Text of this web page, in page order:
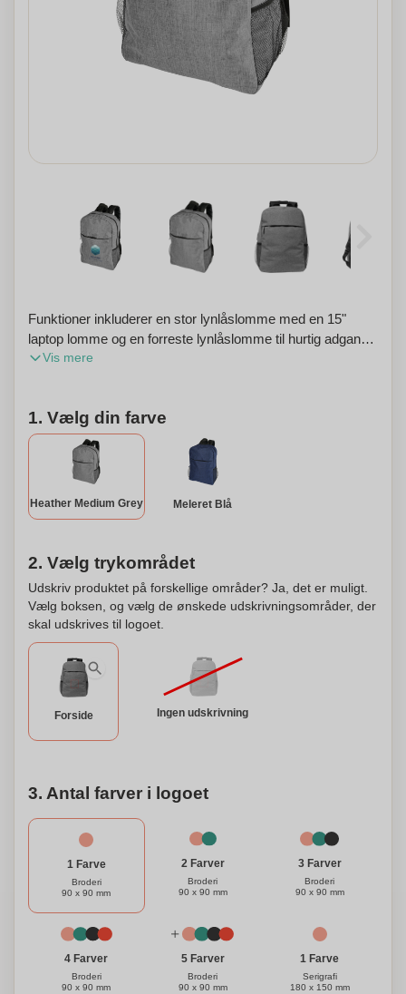
Funktioner inkluderer en stor lynlåslomme med en 15"
laptop lomme og en forreste lynlåslomme til hurtig adgang
til mobile enheder. Leveres med bekvem polstrede
være mindre variationer i farven på det faktiske produkt på
grund af stoffets farvestoffer, vævninger og tryk. Kapacitet:
Vis mere
1. Vælg din farve
Heather Medium Grey Meleret Blå
2. Vælg trykområdet
Udskriv produktet på forskellige områder? Ja, det er muligt.
Vælg boksen, og vælg de ønskede udskrivningsområder, der
skal udskrives til logoet.
Forside Ingen udskrivning
3. Antal farver i logoet
1 Farve
Broderi
90 x 90 mm
2 Farver
Broderi
90 x 90 mm
3 Farver
Broderi
90 x 90 mm
4 Farver
Broderi
90 x 90 mm
5 Farver
Broderi
90 x 90 mm
1 Farve
Serigrafi
180 x 150 mm